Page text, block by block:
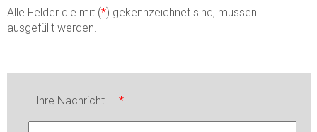
Alle Felder die mit (*) gekennzeichnet sind, müssen
ausgefüllt werden.
Ihre Nachricht *